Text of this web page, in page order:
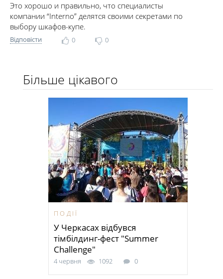
Это хорошо и правильно, что специалисты
компании “Interno” делятся своими секретами по
выбору шкафов-купе.
Відповісти 0 0
Більше цікавого
ПОДІЇ
У Черкасах відбувся
тімбілдинг-фест "Summer
Challenge"
4 червня 1092 0